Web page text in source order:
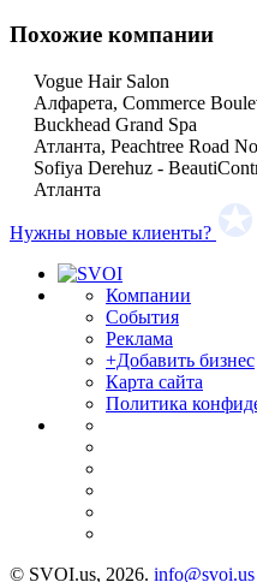
Похожие компании
Vogue Hair Salon
Алфарета, Commerce
Buckhead Grand Spa
Атланта, Peachtree Road
Sofiya Derehuz -
Атланта
Нужны новые клиенты?
Компании
События
Реклама
+Добавить бизнес
Карта сайта
Политика
© SVOI.us, 2026. info@svoi.us